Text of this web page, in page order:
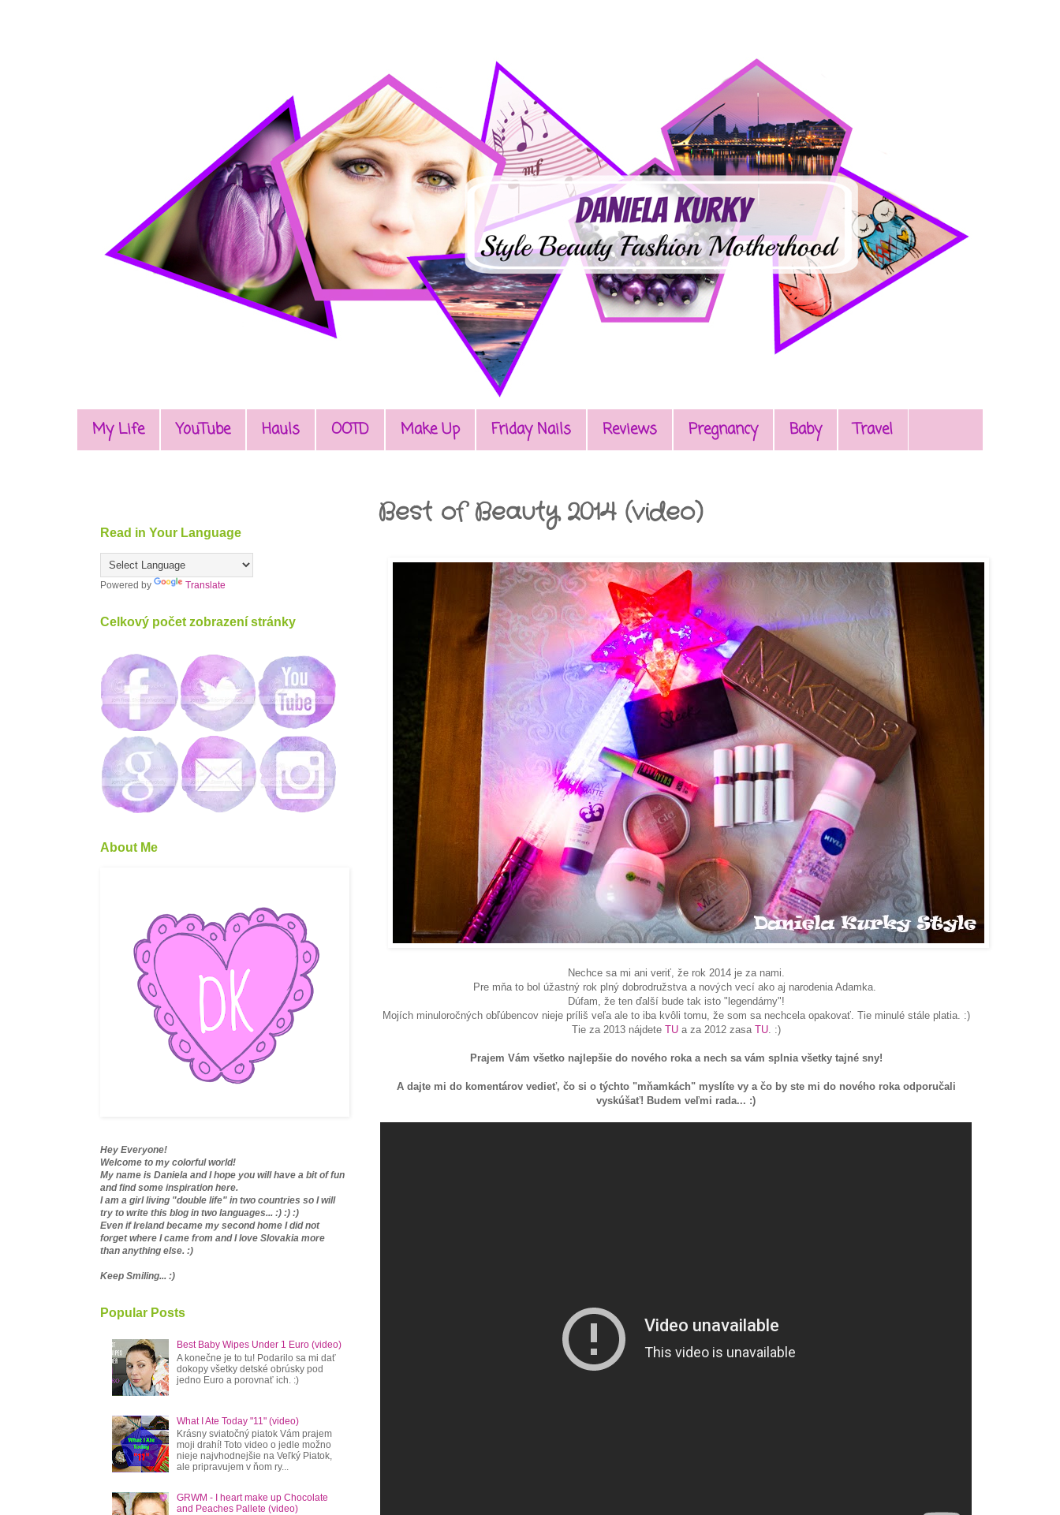
My Life YouTube Hauls OOTD Make Up Friday Nails Reviews Pregnancy Baby Travel
Best of Beauty 2014 (video)
Nechce sa mi ani veriť, že rok 2014 je za nami.
Pre mňa to bol úžastný rok plný dobrodružstva a nových vecí ako aj narodenia Adamka.
Dúfam, že ten ďalší bude tak isto "legendárny"!
Mojích minuloročných obľúbencov nieje príliš veľa ale to iba kvôli tomu, že som sa nechcela opakovať. Tie minulé stále platia. :)
Tie za 2013 nájdete TUa za 2012 zasa TU. :)
Prajem Vám všetko najlepšie do nového roka a nech sa vám splnia všetky tajné sny!
A dajte mi do komentárov vedieť, čo si o týchto "mňamkách" myslíte vy a čo by ste mi do nového roka odporučali
vyskúšať! Budem veľmi rada... :)
Read in Your Language
Powered by Translate
Celkový počet zobrazení stránky
About Me
Hey Everyone!
Welcome to my colorful world!
My name is Daniela and I hope you will have a bit of fun
and find some inspiration here.
I am a girl living "double life" in two countries so I will
try to write this blog in two languages... :) :) :)
Even if Ireland became my second home I did not
forget where I came from and I love Slovakia more
than anything else. :)
Keep Smiling... :)
Popular Posts
Best Baby Wipes Under 1 Euro (video)
A konečne je to tu! Podarilo sa mi dať
dokopy všetky detské obrúsky pod
jedno Euro a porovnať ich. :)
What I Ate Today "11" (video)
Krásny sviatočný piatok Vám prajem
moji drahí! Toto video o jedle možno
nieje najvhodnejšie na Veľký Piatok,
ale pripravujem v ňom ry...
GRWM - I heart make up Chocolate
and Peaches Pallete (video)